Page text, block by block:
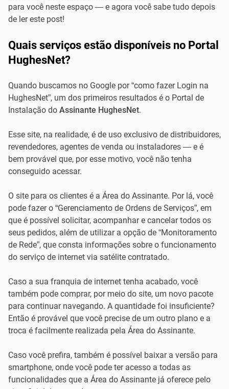
para você neste espaço — e agora você sabe tudo depois
de ler este post!
Quais serviços estão disponíveis no Portal
HughesNet?
Quando buscamos no Google por “como fazer Login na
HughesNet”, um dos primeiros resultados é o Portal de
Instalação do Assinante HughesNet.
Esse site, na realidade, é de uso exclusivo de distribuidores,
revendedores, agentes de venda ou instaladores — e é
bem provável que, por esse motivo, você não tenha
conseguido acessar.
O site para os clientes é a Área do Assinante. Por lá, você
pode fazer o “Gerenciamento de Ordens de Serviços”, em
que é possível solicitar, acompanhar e cancelar todos os
seus pedidos, além de utilizar a opção de “Monitoramento
de Rede”, que consta informações sobre o funcionamento
do serviço de internet via satélite contratado.
Caso a sua franquia de internet tenha acabado, você
também pode comprar, por meio do site, um novo pacote
para continuar navegando. A quantidade foi insuficiente?
Então é provável que você precise de um outro plano e a
troca é facilmente realizada pela Área do Assinante.
Caso você prefira, também é possível baixar a versão para
smartphone, onde você pode ter acesso a todas as
funcionalidades que a Área do Assinante já oferece pelo